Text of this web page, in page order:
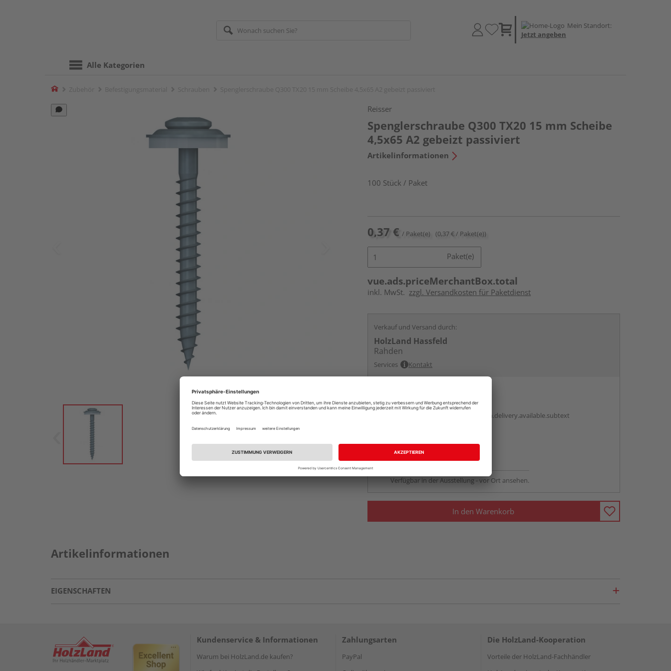
Mein Standort:
Jetzt angeben
Alle Kategorien
Home
Reisser
Spenglerschraube Q300 TX20 15 mm Scheibe
4,5x65 A2 gebeizt passiviert
Artikelinformationen
100 Stück / Paket
0,37 € / Paket(e) (0,37 € / Paket(e))
Paket(e)
vue.ads.priceMerchantBox.total
inkl. MwSt. zzgl. Versandkosten für Paketdienst
Verkauf und Versand durch:
HolzLand Hassfeld
Rahden
Services Kontakt
Auf Lager:
vue.ads.priceMerchantBox.option.delivery.available.subtext
Beim Händler abholen
Auf Lager:Abholung möglich
Verfügbar in der Ausstellung - vor Ort ansehen.
In den Warenkorb
Artikelinformationen
EIGENSCHAFTEN
Kundenservice & Informationen
Warum bei HolzLand.de kaufen?
Zahlungsarten
PayPal
Die HolzLand-Kooperation
Vorteile der HolzLand-Fachhändler